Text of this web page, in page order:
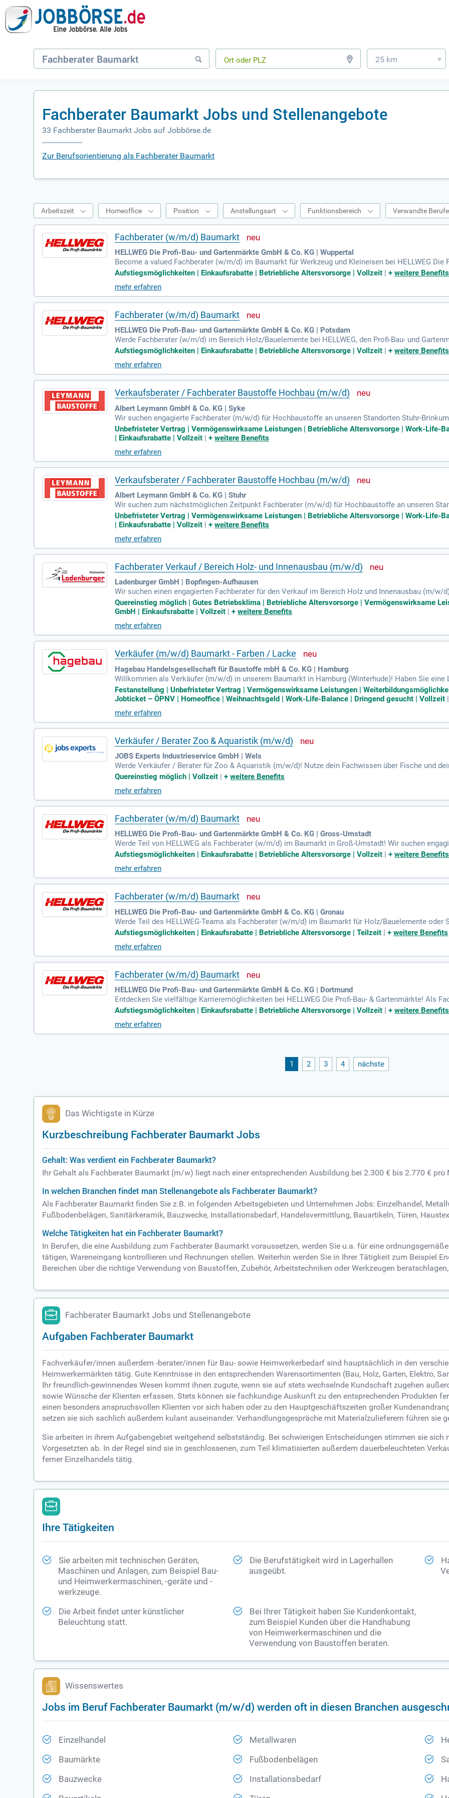
25 km »
Fachberater Baumarkt Jobs und Stellenangebote
33 Fachberater Baumarkt Jobs auf Jobbörse.de
Zur Berufsorientierung als Fachberater Baumarkt
Arbeitszeit Homeoffice Position Anstellungsart Funktionsbereich Verwandte Berufe
Fachberater (w/m/d) Baumarkt
HELLWEG Die Profi-Bau- und Gartenmärkte GmbH & Co. KG | Wuppertal
Become a valued Fachberater (w/m/d) im Baumarkt für Werkzeug und Kleineisen bei HELLWEG Die
orte in Deutschland sowie der Online-Shop garantieren Vielfalt und Qualität. Mit regionaler
et und Berlin, bieten wir hervorragende Karrierechancen. HELLWEG beschäftigt etwa 2.900
vice ausgezeichnet wurden. Unsere zentralen Werte wie Persönlich, Ehrlich und Leistungsstark
die Möglichkeit, Teil eines dynamischen Teams zu werden und überzeugen Sie unsere Kunden mit
Aufstiegsmöglichkeiten | Einkaufsrabatte | Betriebliche Altersvorsorge | Vollzeit |+weitere Benefits
mehr erfahren
Fachberater (w/m/d) Baumarkt
HELLWEG Die Profi-Bau- und Gartenmärkte GmbH & Co. KG | Potsdam
Werde Fachberater (w/m/d) im Bereich Holz/Bauelemente bei HELLWEG, den Profi-Bau- und
ngreichen Online-Shop bedienen wir unsere Kunden aus unserem Dortmunder Hauptsitz. Unsere
vice ausgezeichnet. Wir stehen für eine große Auswahl und persönliche, ehrliche Beratung.
m die Kundenorientierung leben!
Aufstiegsmöglichkeiten | Einkaufsrabatte | Betriebliche Altersvorsorge | Vollzeit |+weitere Benefits
mehr erfahren
Verkaufsberater / Fachberater Baustoffe Hochbau (m/w/d)
Albert Leymann GmbH & Co. KG | Syke
Wir suchen engagierte Fachberater (m/w/d) für Hochbaustoffe an unseren Standorten Stuhr-Brinkum
Bauherren und gewerbliche Profikunden und steuern den gesamten Verkaufsprozess
erfolgen diese konsequent nach, um eine erfolgreiche Auftragsabwicklung zu gewährleisten. Ihre
von Vorteil. Bewerben Sie sich jetzt und werden Sie Teil unseres erfolgreichen Teams!
Unbefristeter Vertrag | Vermögenswirksame Leistungen | Betriebliche Altersvorsorge | Work-Life-
| Einkaufsrabatte | Vollzeit |+weitere Benefits
mehr erfahren
Verkaufsberater / Fachberater Baustoffe Hochbau (m/w/d)
Albert Leymann GmbH & Co. KG | Stuhr
Wir suchen zum nächstmöglichen Zeitpunkt Fachberater (m/w/d) für Hochbaustoffe an unseren
erantwortungsvollen Position beraten Sie sowohl private Bauherren als auch gewerbliche
ige Steuerung des gesamten Verkaufsprozesses sowie die präzise Kalkulation und Nachverfolgung
offfachhandel oder technischen Handel voraus. Bringen Sie Verkaufstalent und
Unbefristeter Vertrag | Vermögenswirksame Leistungen | Betriebliche Altersvorsorge | Work-Life-
| Einkaufsrabatte | Vollzeit |+weitere Benefits
mehr erfahren
Fachberater Verkauf / Bereich Holz- und Innenausbau (m/w/d)
Ladenburger GmbH | Bopfingen-Aufhausen
Wir suchen einen engagierten Fachberater für den Verkauf im Bereich Holz und Innenausbau (m/
In dieser Position beraten Sie gewerbliche und private Kunden und betreuen Handwerksbetriebe. Zu
olzprodukten, die Erstellung von Angeboten sowie die enge Zusammenarbeit im Team. Erfahrungen
amgeist und Zusammenarbeit. Werden Sie Teil unseres kollegialen Teams und gestalten Sie die
Quereinstieg möglich | Gutes Betriebsklima | Betriebliche Altersvorsorge | Vermögenswirksame
GmbH | Einkaufsrabatte | Vollzeit |+weitere Benefits
mehr erfahren
Verkäufer (m/w/d) Baumarkt - Farben / Lacke
Hagebau Handelsgesellschaft für Baustoffe mbH & Co. KG | Hamburg
Willkommen als Verkäufer (m/w/d) in unserem Baumarkt in Hamburg (Winterhude)! Haben Sie eine
n? Bei uns gestalten Sie positive Einkaufserlebnisse durch kompetente Beratung. Ihr Fachwissen
erer Farbenabteilung bei. Wir suchen Sie ab sofort in Vollzeit, um unsere Kundinnen und Kunden im
unterstützen. Bewerben Sie sich noch heute und werden Sie Teil unseres Teams bei hagebaumarkt
Festanstellung | Unbefristeter Vertrag | Vermögenswirksame Leistungen |
Jobticket – ÖPNV | Homeoffice | Weihnachtsgeld | Work-Life-Balance | Dringend gesucht | Vollzeit
mehr erfahren
Verkäufer / Berater Zoo & Aquaristik (m/w/d)
JOBS Experts Industrieservice GmbH | Wels
Werde Verkäufer / Berater für Zoo & Aquaristik (m/w/d)! Nutze dein Fachwissen über Fische und
geistern. Erlebe abwechslungsreiche Tage in einem inspirierenden Umfeld!
Quereinstieg möglich | Vollzeit |+weitere Benefits
mehr erfahren
Fachberater (w/m/d) Baumarkt
HELLWEG Die Profi-Bau- und Gartenmärkte GmbH & Co. KG | Gross-Umstadt
Werde Teil von HELLWEG als Fachberater (w/m/d) im Baumarkt in Groß-Umstadt! Wir suchen
elemente, Fliesen/Baustoffe, Sanitär/Installationsmaterialien oder Werkzeuge/Kleineisen.
uf Qualität und Kundenservice. Unser erfahrenes Team ist stolz auf die mehrfachen
fitieren Sie von einer großen Auswahl und kompetenter Beratung – bewerben Sie sich jetzt!
Aufstiegsmöglichkeiten | Einkaufsrabatte | Betriebliche Altersvorsorge | Vollzeit |+weitere Benefits
mehr erfahren
Fachberater (w/m/d) Baumarkt
HELLWEG Die Profi-Bau- und Gartenmärkte GmbH & Co. KG | Gronau
Werde Teil des HELLWEG-Teams als Fachberater (w/m/d) im Baumarkt für Holz/Bauelemente
sowohl Vollzeit- als auch Teilzeitanstellungen (30 Stunden) in einem der 68 standortstarken Märkte
he Qualität und exzellenten Kundenservice, was uns zahlreiche Auszeichnungen eingebracht hat.
m Berliner Raum führend. Mit rund 2.900 motivierten Mitarbeitern sichern wir eine kompetente
Wachsen Sie mit uns und gestalten Sie die Zukunft des Baumarkthandels aktiv mit!
Aufstiegsmöglichkeiten | Einkaufsrabatte | Betriebliche Altersvorsorge | Teilzeit |+weitere Benefits
mehr erfahren
Fachberater (w/m/d) Baumarkt
HELLWEG Die Profi-Bau- und Gartenmärkte GmbH & Co. KG | Dortmund
Entdecken Sie vielfältige Karrieremöglichkeiten bei HELLWEG Die Profi-Bau- & Gartenmärkte! Als
er Holz/Bauelemente bieten wir Ihnen eine spannende Herausforderung in einem führenden
rkten und einem erfolgreichen Online-Shop sind wir im Familienbesitz und setzen auf exzellenten
und 2.900 Mitarbeitern sorgt für erstklassige Beratung und eine große Auswahl. Wir zeichnen uns
ke Werte aus und fördern eine flache Hierarchie. Werden Sie Teil unserer Erfolgsgeschichte und
Aufstiegsmöglichkeiten | Einkaufsrabatte | Betriebliche Altersvorsorge | Vollzeit |+weitere Benefits
mehr erfahren
1 2 3 4 nächste
Das Wichtigste in Kürze
Kurzbeschreibung Fachberater Baumarkt Jobs
Gehalt: Was verdient ein Fachberater Baumarkt?
Ihr Gehalt als Fachberater Baumarkt (m/w) liegt nach einer entsprechenden Ausbildung bei 2.300 € bis 2.770 € pro
In welchen Branchen findet man Stellenangebote als Fachberater Baumarkt?
Als Fachberater Baumarkt finden Sie z.B. in folgenden Arbeitsgebieten und Unternehmen Jobs: Einzelhandel,
Fußbodenbelägen, Sanitärkeramik, Bauzwecke, Installationsbedarf, Handelsvermittlung, Bauartikeln, Türen,
Welche Tätigkeiten hat ein Fachberater Baumarkt?
In Berufen, die eine Ausbildung zum Fachberater Baumarkt voraussetzen, werden Sie u.a. für eine
tätigen, Wareneingang kontrollieren und Rechnungen stellen. Weiterhin werden Sie in Ihrer Tätigkeit zum Beispiel
Bereichen über die richtige Verwendung von Baustoffen, Zubehör, Arbeitstechniken oder Werkzeugen
Fachberater Baumarkt Jobs und Stellenangebote
Aufgaben Fachberater Baumarkt
Fachverkäufer/innen außerdem -berater/innen für Bau- sowie Heimwerkerbedarf sind hauptsächlich in den
Heimwerkermärkten tätig. Gute Kenntnisse in den entsprechenden Warensortimenten (Bau, Holz, Garten, Elektro,
Ihr freundlich-gewinnendes Wesen kommt ihnen zugute, wenn sie auf stets wechselnde Kundschaft zugehen
sowie Wünsche der Klienten erfassen. Stets können sie fachkundige Auskunft zu den entsprechenden Produkten
einen besonders anspruchsvollen Klienten vor sich haben oder zu den Hauptgeschäftszeiten großer
setzen sie sich sachlich außerdem kulant auseinander. Verhandlungsgespräche mit Materialzulieferern führen sie
Sie arbeiten in ihrem Aufgabengebiet weitgehend selbstständig. Bei schwierigen Entscheidungen stimmen sie sich
Vorgesetzten ab. In der Regel sind sie in geschlossenen, zum Teil klimatisierten außerdem dauerbeleuchteten
ferner Einzelhandels tätig.
Ihre Tätigkeiten
Sie arbeiten mit technischen Geräten,
Maschinen und Anlagen, zum Beispiel Bau-
und Heimwerkermaschinen, -geräte und -
werkzeuge.
Die Berufstätigkeit wird in Lagerhallen
ausgeübt.
Die Arbeit findet unter künstlicher
Beleuchtung statt.
Bei Ihrer Tätigkeit haben Sie Kundenkontakt,
zum Beispiel Kunden über die Handhabung
von Heimwerkermaschinen und die
Verwendung von Baustoffen beraten.
Wissenswertes
Jobs im Beruf Fachberater Baumarkt (m/w/d) werden oft in diesen Branchen
Einzelhandel Metallwaren
Baumärkte Fußbodenbelägen
Bauzwecke Installationsbedarf